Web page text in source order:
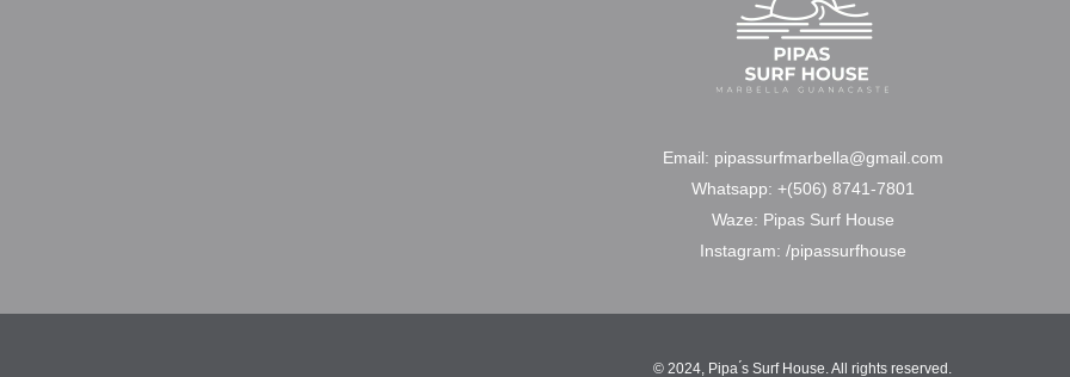
Email: pipassurfmarbella@gmail.com
Whatsapp: +(506) 8741-7801
Waze: Pipas Surf House
Instagram: /pipassurfhouse
© 2024, Pipa ́s Surf House. All rights reserved.